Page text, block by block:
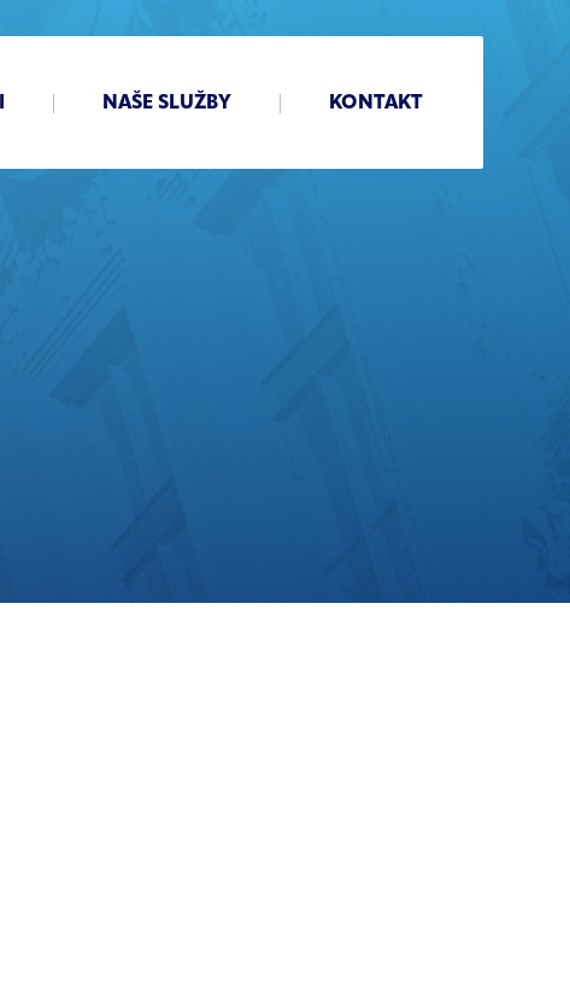
NAŠE SLUŽBY KONTAKT